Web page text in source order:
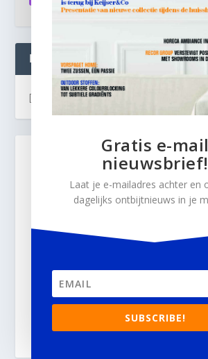
INTERIOR BUSINESS LIVE:
[instagram-feed]
Gratis e-mail
nieuwsbrief!
Laat je e-mailadres achter en
dagelijks ontbijtnieuws in je
SUBSCRIBE!